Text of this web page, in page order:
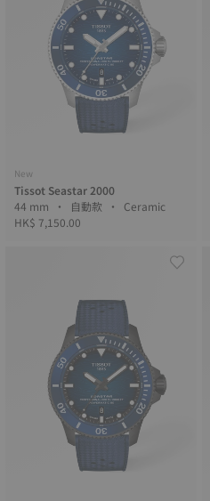
New
Tissot Seastar 2000
44 mm • 自動款 • Ceramic
HK$ 7,150.00